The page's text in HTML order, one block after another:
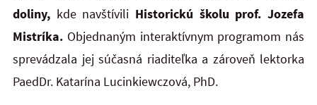
doliny, kde navštívili Historickú školu prof. Jozefa
Mistríka. Objednaným interaktívnym programom nás
sprevádzala jej súčasná riaditeľka a zároveň lektorka
PaedDr. Katarína Lucinkiewczová, PhD.